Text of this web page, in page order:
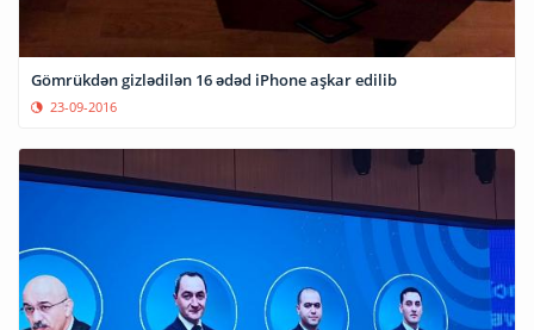
Gömrükdən gizlədilən 16 ədəd iPhone aşkar edilib
23-09-2016